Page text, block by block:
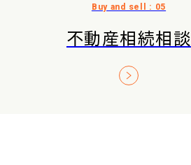
不動産相続相談